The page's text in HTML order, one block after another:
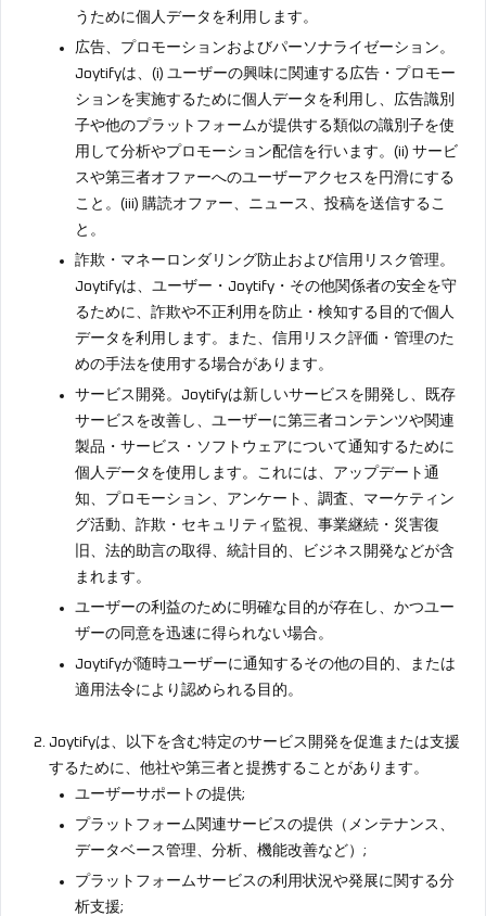
うために個人データを利用します。
広告、プロモーションおよびパーソナライゼーション。
Joytifyは、(i) ユーザーの興味に関連する広告・プロモー
ションを実施するために個人データを利用し、広告識別
子や他のプラットフォームが提供する類似の識別子を使
用して分析やプロモーション配信を行います。(ii) サービ
スや第三者オファーへのユーザーアクセスを円滑にする
こと。(iii) 購読オファー、ニュース、投稿を送信するこ
と。
詐欺・マネーロンダリング防止および信用リスク管理。
Joytifyは、ユーザー・Joytify・その他関係者の安全を守
るために、詐欺や不正利用を防止・検知する目的で個人
データを利用します。また、信用リスク評価・管理のた
めの手法を使用する場合があります。
サービス開発。Joytifyは新しいサービスを開発し、既存
サービスを改善し、ユーザーに第三者コンテンツや関連
製品・サービス・ソフトウェアについて通知するために
個人データを使用します。これには、アップデート通
知、プロモーション、アンケート、調査、マーケティン
グ活動、詐欺・セキュリティ監視、事業継続・災害復
旧、法的助言の取得、統計目的、ビジネス開発などが含
まれます。
ユーザーの利益のために明確な目的が存在し、かつユー
ザーの同意を迅速に得られない場合。
Joytifyが随時ユーザーに通知するその他の目的、または
適用法令により認められる目的。
Joytifyは、以下を含む特定のサービス開発を促進または支援
するために、他社や第三者と提携することがあります。
ユーザーサポートの提供;
プラットフォーム関連サービスの提供（メンテナンス、
データベース管理、分析、機能改善など）;
プラットフォームサービスの利用状況や発展に関する分
析支援;